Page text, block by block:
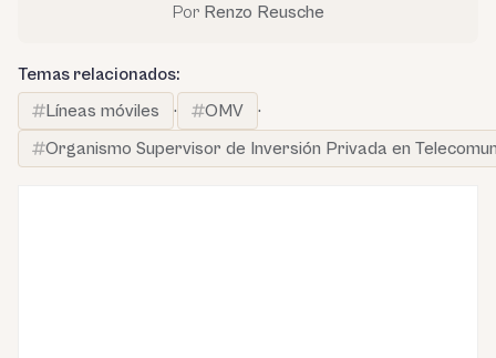
Por Renzo Reusche
Temas relacionados:
Líneas móviles
· OMV
·
Organismo Supervisor de Inversión Privada en